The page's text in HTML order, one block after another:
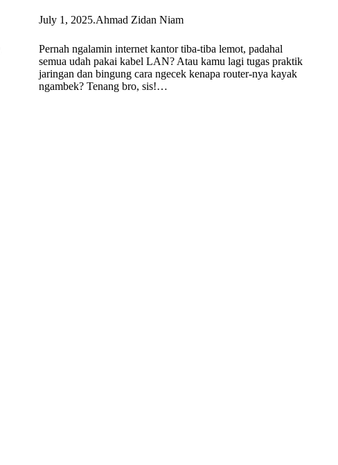
July 1, 2025.Ahmad Zidan Niam
Pernah ngalamin internet kantor tiba-tiba lemot, padahal
semua udah pakai kabel LAN? Atau kamu lagi tugas praktik
jaringan dan bingung cara ngecek kenapa router-nya kayak
ngambek? Tenang bro, sis!…